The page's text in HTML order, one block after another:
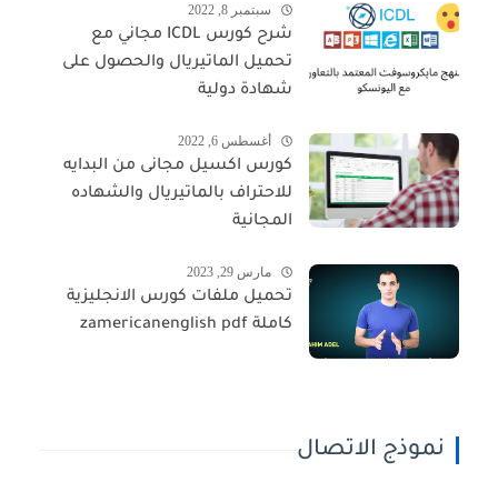
سبتمبر 8, 2022
شرح كورس ICDL مجاني مع
تحميل الماتيريال والحصول على
شهادة دولية
أغسطس 6, 2022
كورس اكسيل مجانى من البدايه
للاحتراف بالماتيريال والشهاده
المجانية
مارس 29, 2023
تحميل ملفات كورس الانجليزية
كاملة zamericanenglish pdf
نموذج الاتصال